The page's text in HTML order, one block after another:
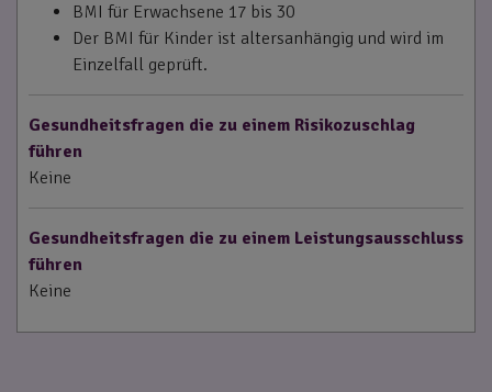
BMI für Erwachsene 17 bis 30
Der BMI für Kinder ist altersanhängig und wird im
Einzelfall geprüft.
Gesundheitsfragen die zu einem Risikozuschlag
führen
Keine
Gesundheitsfragen die zu einem Leistungsausschluss
führen
Keine